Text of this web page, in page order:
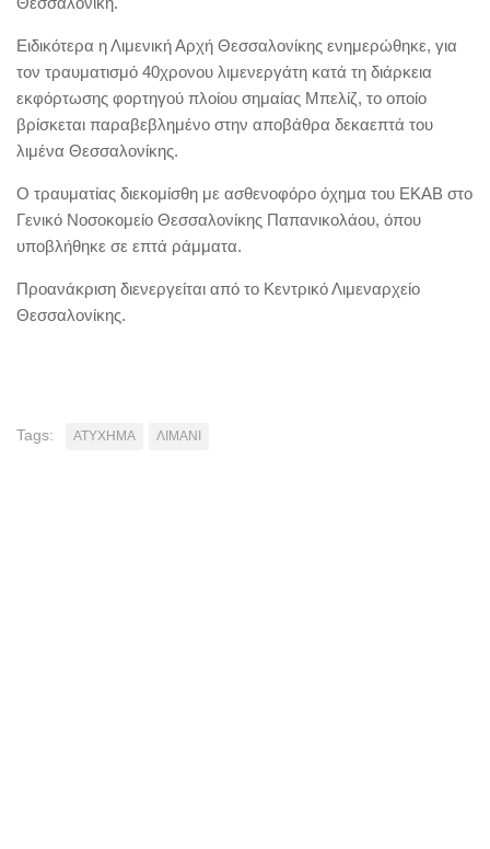
Ειδικότερα η Λιμενική Αρχή Θεσσαλονίκης ενημερώθηκε, για
τον τραυματισμό 40χρονου λιμενεργάτη κατά τη διάρκεια
εκφόρτωσης φορτηγού πλοίου σημαίας Μπελίζ, το οποίο
βρίσκεται παραβεβλημένο στην αποβάθρα δεκαεπτά του
λιμένα Θεσσαλονίκης.
Ο τραυματίας διεκομίσθη με ασθενοφόρο όχημα του ΕΚΑΒ στο
Γενικό Νοσοκομείο Θεσσαλονίκης Παπανικολάου, όπου
υποβλήθηκε σε επτά ράμματα.
Προανάκριση διενεργείται από το Κεντρικό Λιμεναρχείο
Θεσσαλονίκης.
Tags: ΑΤΥΧΗΜΑ ΛΙΜΑΝΙ